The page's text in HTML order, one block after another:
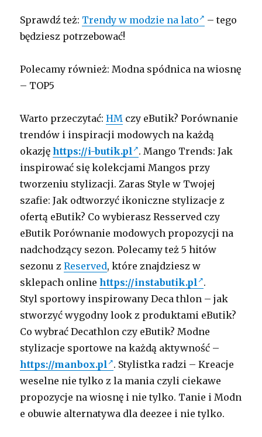
Sprawdź też: Trendy w modzie na lato
– tego
będziesz potrzebować!
Polecamy również: Modna spódnica na wiosnę
– TOP5
Warto przeczytać:HM czy eButik? Porównanie
trendów i inspiracji modowych na każdą
okazjęhttps://i-butik.pl
. Mango Trends: Jak
inspirować się kolekcjami Mangos przy
tworzeniu stylizacji. Zaras Style w Twojej
szafie: Jak odtworzyć ikoniczne stylizacje z
ofertą eButik? Co wybierasz Resserved czy
eButik Porównanie modowych propozycji na
nadchodzący sezon. Polecamy też 5 hitów
sezonu zReserved, które znajdziesz w
sklepach onlinehttps://instabutik.pl
.
Styl sportowy inspirowany Deca thlon – jak
stworzyć wygodny look z produktami eButik?
Co wybrać Decathlon czy eButik? Modne
stylizacje sportowe na każdą aktywność –
https://manbox.pl
. Stylistka radzi – Kreacje
weselne nie tylko z la mania czyli ciekawe
propozycje na wiosnę i nie tylko. Tanie i Modn
e obuwie alternatywa dla deezee i nie tylko.